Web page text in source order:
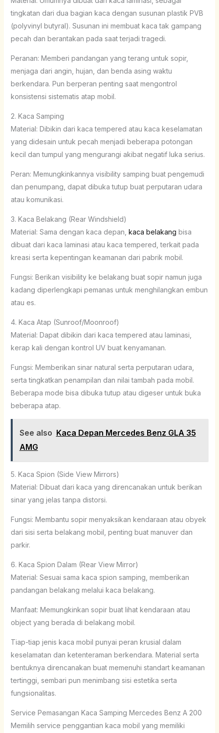
tingkatan dari dua bagian kaca dengan susunan plastik PVB
(polyvinyl butyral). Susunan ini membuat kaca tak gampang
pecah dan berantakan pada saat terjadi tragedi.
Peranan: Memberi pandangan yang terang untuk sopir,
menjaga dari angin, hujan, dan benda asing waktu
berkendara. Pun berperan penting saat mengontrol
konsistensi sistematis atap mobil.
2. Kaca Samping
Material: Dibikin dari kaca tempered atau kaca keselamatan
yang didesain untuk pecah menjadi beberapa potongan
kecil dan tumpul yang mengurangi akibat negatif luka serius.
Peran: Memungkinkannya visibility samping buat pengemudi
dan penumpang, dapat dibuka tutup buat perputaran udara
atau komunikasi.
3. Kaca Belakang (Rear Windshield)
Material: Sama dengan kaca depan, kaca belakang bisa
dibuat dari kaca laminasi atau kaca tempered, terkait pada
kreasi serta kepentingan keamanan dari pabrik mobil.
Fungsi: Berikan visibility ke belakang buat sopir namun juga
kadang diperlengkapi pemanas untuk menghilangkan embun
atau es.
4. Kaca Atap (Sunroof/Moonroof)
Material: Dapat dibikin dari kaca tempered atau laminasi,
kerap kali dengan kontrol UV buat kenyamanan.
Fungsi: Memberikan sinar natural serta perputaran udara,
serta tingkatkan penampilan dan nilai tambah pada mobil.
Beberapa mode bisa dibuka tutup atau digeser untuk buka
beberapa atap.
See also Kaca Depan Mercedes Benz GLA 35
AMG
5. Kaca Spion (Side View Mirrors)
Material: Dibuat dari kaca yang direncanakan untuk berikan
sinar yang jelas tanpa distorsi.
Fungsi: Membantu sopir menyaksikan kendaraan atau obyek
dari sisi serta belakang mobil, penting buat manuver dan
parkir.
6. Kaca Spion Dalam (Rear View Mirror)
Material: Sesuai sama kaca spion samping, memberikan
pandangan belakang melalui kaca belakang.
Manfaat: Memungkinkan sopir buat lihat kendaraan atau
object yang berada di belakang mobil.
Tiap-tiap jenis kaca mobil punyai peran krusial dalam
keselamatan dan ketenteraman berkendara. Material serta
bentuknya direncanakan buat memenuhi standart keamanan
tertinggi, sembari pun menimbang sisi estetika serta
fungsionalitas.
Service Pemasangan Kaca Samping Mercedes Benz A 200
Memilih service penggantian kaca mobil yang memiliki